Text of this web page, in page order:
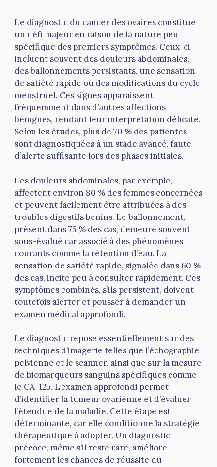
Le diagnostic du cancer des ovaires constitue
un défi majeur en raison de la nature peu
spécifique des premiers symptômes. Ceux-ci
incluent souvent des douleurs abdominales,
des ballonnements persistants, une sensation
de satiété rapide ou des modifications du cycle
menstruel. Ces signes apparaissent
fréquemment dans d’autres affections
bénignes, rendant leur interprétation délicate.
Selon les études, plus de 70 % des patientes
sont diagnostiquées à un stade avancé, faute
d’alerte suffisante lors des phases initiales.
Les douleurs abdominales, par exemple,
affectent environ 80 % des femmes concernées
et peuvent facilement être attribuées à des
troubles digestifs bénins. Le ballonnement,
présent dans 75 % des cas, demeure souvent
sous-évalué car associé à des phénomènes
courants comme la rétention d’eau. La
sensation de satiété rapide, signalée dans 60 %
des cas, incite peu à consulter rapidement. Ces
symptômes combinés, s’ils persistent, doivent
toutefois alerter et pousser à demander un
examen médical approfondi.
Le diagnostic repose essentiellement sur des
techniques d’imagerie telles que l’échographie
pelvienne et le scanner, ainsi que sur la mesure
de biomarqueurs sanguins spécifiques comme
le CA-125. L’examen approfondi permet
d’identifier la tumeur ovarienne et d’évaluer
l’étendue de la maladie. Cette étape est
déterminante, car elle conditionne la stratégie
thérapeutique à adopter. Un diagnostic
précoce, même s’il reste rare, améliore
fortement les chances de réussite du